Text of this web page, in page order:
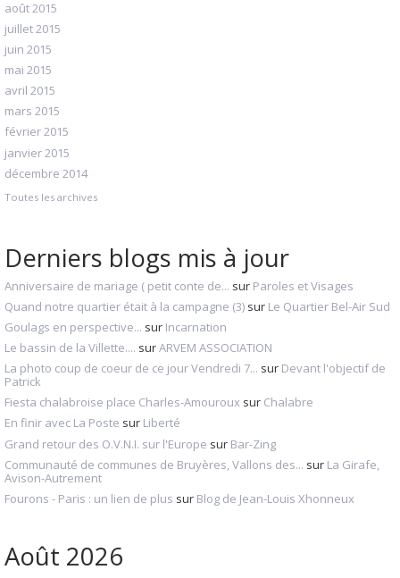
août 2015
juillet 2015
juin 2015
mai 2015
avril 2015
mars 2015
février 2015
janvier 2015
décembre 2014
Toutes les archives
Derniers blogs mis à jour
Anniversaire de mariage ( petit conte de... sur Paroles et Visages
Quand notre quartier était à la campagne (3) sur Le Quartier Bel-Air Sud
Goulags en perspective... sur Incarnation
Le bassin de la Villette.... surARVEM ASSOCIATION
La photo coup de coeur de ce jour Vendredi 7... sur Devant l'objectif de
Patrick
Fiesta chalabroise place Charles-Amouroux sur Chalabre
En finir avec La Poste sur Liberté
Grand retour des O.V.N.I. sur l'Europe sur Bar-Zing
Communauté de communes de Bruyères, Vallons des... sur La Girafe,
Avison-Autrement
Fourons - Paris : un lien de plus sur Blog de Jean-Louis Xhonneux
Août 2026